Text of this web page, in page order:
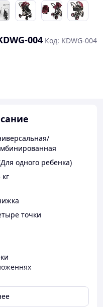
004 Код: KDWG-004
одного ребенка)
кг
точки
безпеки